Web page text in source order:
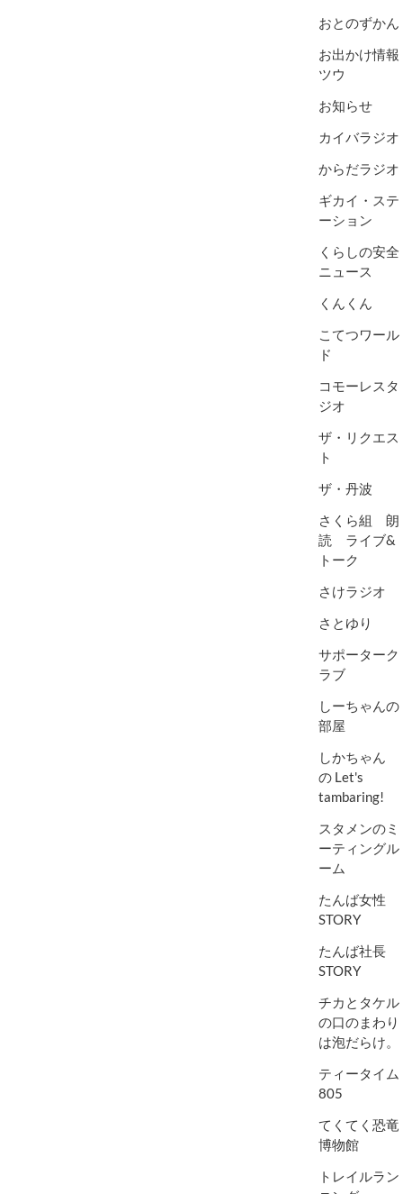
おとのずかん
お出かけ情報
ツウ
お知らせ
カイバラジオ
からだラジオ
ギカイ・ステ
ーション
くらしの安全
ニュース
くんくん
こてつワール
ド
コモーレスタ
ジオ
ザ・リクエス
ト
ザ・丹波
さくら組 朗
読 ライブ&
トーク
さけラジオ
さとゆり
サポーターク
ラブ
しーちゃんの
部屋
しかちゃん
の Let's
tambaring!
スタメンのミ
ーティングル
ーム
たんば女性
STORY
たんば社長
STORY
チカとタケル
の口のまわり
は泡だらけ。
ティータイム
805
てくてく恐竜
博物館
トレイルラン